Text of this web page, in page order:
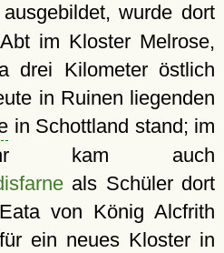
ausgebildet, wurde dort
im Kloster Melrose,
drei Kilometer östlich
in Ruinen liegenden
in Schottland stand; im
kam auch
als Schüler dort
von König Alcfrith
ein neues Kloster in